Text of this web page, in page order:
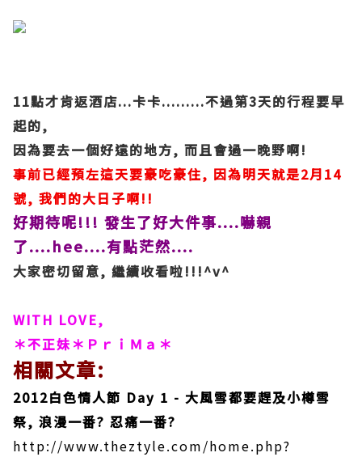
11點才肯返酒店...卡卡.........不過第3天的行程要早
起的,
因為要去一個好遠的地方, 而且會過一晚野啊!
事前已經預左這天要豪吃豪住, 因為明天就是2月14
號, 我們的大日子啊!!
好期待呢!!! 發生了好大件事....嚇親
了....hee....有點茫然....
大家密切留意, 繼續收看啦!!!^v^
WITH LOVE,
＊不正妹＊ＰｒｉＭａ＊
相關文章:
2012白色情人節 Day 1 - 大風雪都要趕及小樽雪
祭, 浪漫一番? 忍痛一番?
http://www.theztyle.com/home.php?